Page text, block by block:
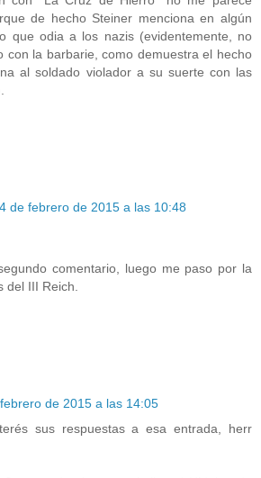
de hecho Steiner menciona en algún
que odia a los nazis (evidentemente, no
con la barbarie, como demuestra el hecho
al soldado violador a su suerte con las
4 de febrero de 2015 a las 10:48
comentario, luego me paso por la
del III Reich.
de 2015 a las 14:05
sus respuestas a esa entrada, herr